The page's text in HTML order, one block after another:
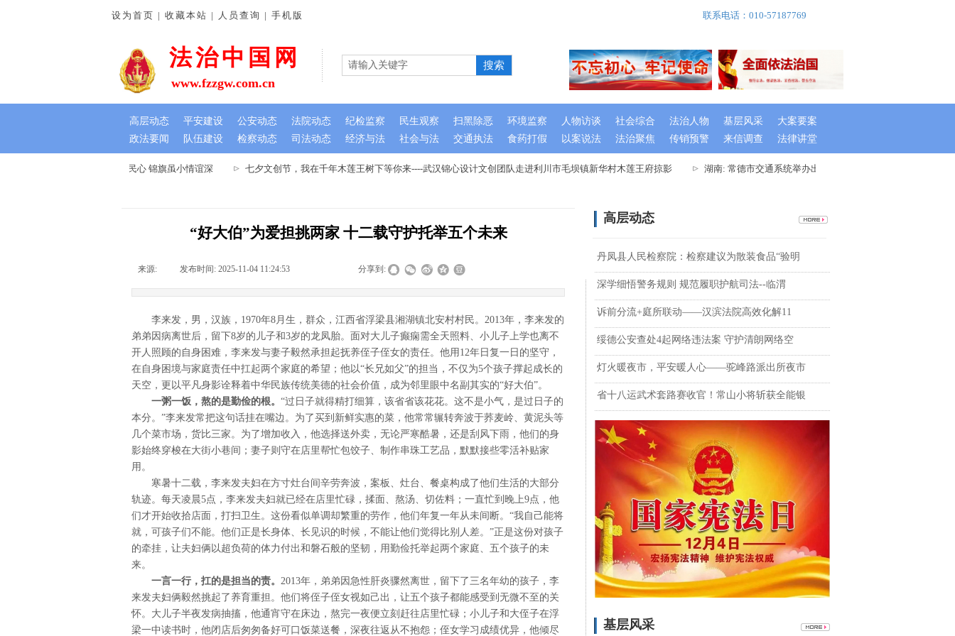
河南通许法院：排忧解难暖民心 锦旗虽小情谊深 七夕文创节，我在千年木莲王树下等你来----武汉锦心设计文创团队走进利川市毛坝镇新华村木莲王府掠影 湖南: 常德市交通系统举办出租车驾驶员创文专题培训班
法治中国网
政法要闻 队伍建设 检察动态 司法动态 经济与法 社会与法 交通执法 食药打假 以案说法 法治聚焦 传销预警 来信调查 法律讲堂
设为首页 | 收藏本站 | 人员查询 | 手机版 联系电话：010-57187769
搜索
www.fzzgw.com.cn
高层动态 平安建设 公安动态 法院动态 纪检监察 民生观察 扫黑除恶 环境监察 人物访谈 社会综合 法治人物 基层风采 大案要案
高层动态
“好大伯”为爱担挑两家 十二载守护托举五个未来
来源: 发布时间: 2025-11-04 11:24:53 分享到:
李来发，男，汉族，1970年8月生，群众，江西省浮梁县湘湖镇北安村村民。2013年，李来发的
弟弟因病离世后，留下8岁的儿子和3岁的龙凤胎。面对大儿子癫痫需全天照料、小儿子上学也离不
开人照顾的自身困难，李来发与妻子毅然承担起抚养侄子侄女的责任。他用12年日复一日的坚守，
在自身困境与家庭责任中扛起两个家庭的希望；他以“长兄如父”的担当，不仅为5个孩子撑起成长的
天空，更以平凡身影诠释着中华民族传统美德的社会价值，成为邻里眼中名副其实的“好大伯”。
一粥一饭，熬的是勤俭的根。 “过日子就得精打细算，该省省该花花。这不是小气，是过日子的
本分。”李来发常把这句话挂在嘴边。为了买到新鲜实惠的菜，他常常辗转奔波于荞麦岭、黄泥头等
几个菜市场，货比三家。为了增加收入，他选择送外卖，无论严寒酷暑，还是刮风下雨，他们的身
影始终穿梭在大街小巷间；妻子则守在店里帮忙包饺子、制作串珠工艺品，默默接些零活补贴家
用。
寒暑十二载，李来发夫妇在方寸灶台间辛劳奔波，案板、灶台、餐桌构成了他们生活的大部分
轨迹。每天凌晨5点，李来发夫妇就已经在店里忙碌，揉面、熬汤、切佐料；一直忙到晚上9点，他
们才开始收拾店面，打扫卫生。这份看似单调却繁重的劳作，他们年复一年从未间断。“我自己能将
就，可孩子们不能。他们正是长身体、长见识的时候，不能让他们觉得比别人差。”正是这份对孩子
的牵挂，让夫妇俩以超负荷的体力付出和磐石般的坚韧，用勤俭托举起两个家庭、五个孩子的未
来。
一言一行，扛的是担当的责。 2013年，弟弟因急性肝炎骤然离世，留下了三名年幼的孩子，李
来发夫妇俩毅然挑起了养育重担。他们将侄子侄女视如己出，让五个孩子都能感受到无微不至的关
怀。大儿子半夜发病抽搐，他通宵守在床边，熬完一夜便立刻赶往店里忙碌；小儿子和大侄子在浮
梁一中读书时，他闭店后匆匆备好可口饭菜送餐，深夜往返从不抱怨；侄女学习成绩优异，他倾尽
丹凤县人民检察院：检察建议为散装食品“验明
深学细悟警务规则 规范履职护航司法--临渭
诉前分流+庭所联动——汉滨法院高效化解11
绥德公安查处4起网络违法案 守护清朗网络空
灯火暖夜市，平安暖人心——驼峰路派出所夜市
省十八运武术套路赛收官！常山小将斩获全能银
基层风采